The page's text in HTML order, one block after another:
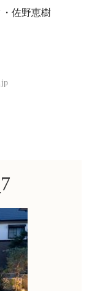
佐野恵樹